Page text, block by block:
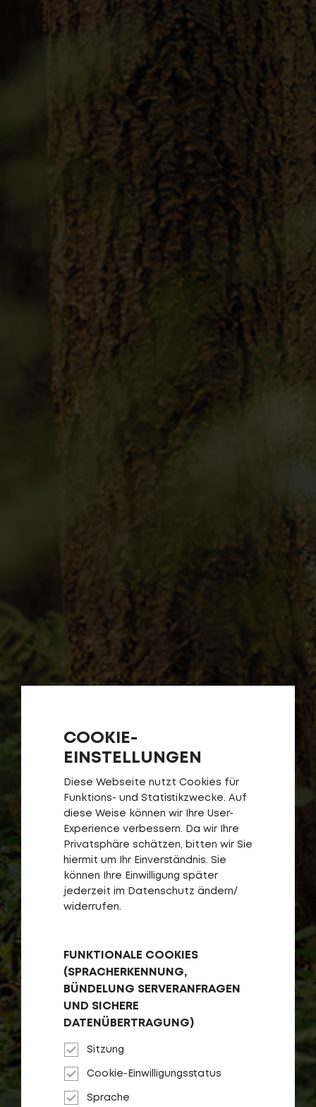
COOKIE-
EINSTELLUNGEN
Diese Webseite nutzt Cookies für
Funktions- und Statistikzwecke. Auf
diese Weise können wir Ihre User-
Experience verbessern. Da wir Ihre
Privatsphäre schätzen, bitten wir Sie
hiermit um Ihr Einverständnis. Sie
können Ihre Einwilligung später
jederzeit im Datenschutz ändern/
widerrufen.
FUNKTIONALE COOKIES
(SPRACHERKENNUNG,
BÜNDELUNG SERVERANFRAGEN
UND SICHERE
DATENÜBERTRAGUNG)
Sitzung
Cookie-Einwilligungsstatus
Sprache